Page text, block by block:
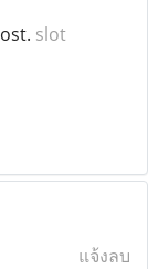
slot
แจ้งลบ